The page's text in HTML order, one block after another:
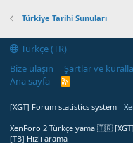
Türkiye Tarihi Sunuları
Türkçe (TR)
Bize ulaşın
Şartlar ve
Ana sayfa
R
[XGT] Forum statistics system -
XenForo 2 Türkçe yama 🇹🇷
[TB] Hızlı arama